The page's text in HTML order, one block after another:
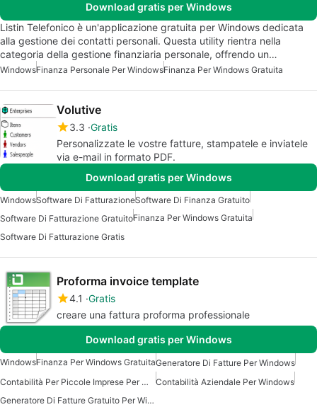
Download gratis per Windows
Listin Telefonico è un'applicazione gratuita per Windows dedicata
alla gestione dei contatti personali. Questa utility rientra nella
categoria della gestione finanziaria personale, offrendo un…
WindowsFinanza Personale Per WindowsFinanza Per Windows Gratuita
Volutive
3.3 Gratis
Personalizzate le vostre fatture, stampatele e inviatele
via e-mail in formato PDF.
Download gratis per Windows
WindowsSoftware Di FatturazioneSoftware Di Finanza Gratuito
Software Di Fatturazione GratuitoFinanza Per Windows Gratuita
Software Di Fatturazione Gratis
Proforma invoice template
4.1 Gratis
creare una fattura proforma professionale
Download gratis per Windows
WindowsFinanza Per Windows GratuitaGeneratore Di Fatture Per Windows
Contabilità Per Piccole Imprese Per Windows
Contabilità Aziendale Per Windows
Generatore Di Fatture Gratuito Per Windows